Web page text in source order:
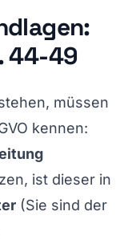
44-49
müssen
kennen:
ist dieser in
(Sie sind der